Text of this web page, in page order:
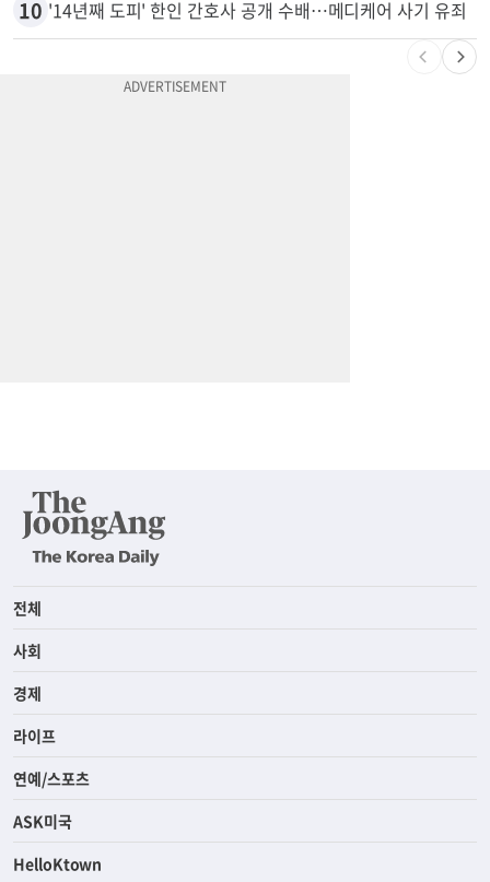
9 엄마 성폭행한 “사람 좋은 장씨”…얼마 뒤 딸 배도 불러왔다
'14년째 도피' 한인 간호사 공개 수배…메디케어 사기 유죄
전체
사회
경제
라이프
연예/스포츠
ASK미국